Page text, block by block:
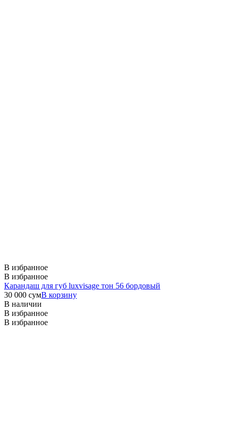
В избранное
В избранное
Карандаш для губ luxvisage тон 56 бордовый
30 000 сумВ корзину
В наличии
В избранное
В избранное